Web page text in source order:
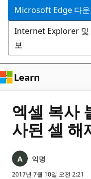
건
너
뛰
기
Microsoft Edge 다운
Internet Explorer 및
보
Learn
엑셀 복사
사된 셀 해
익명
2017년 7월 10일 오전 2:21